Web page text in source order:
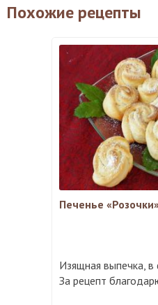
Похожие рецепты
Печенье «Розочки»
Изящная выпечка,
За рецепт